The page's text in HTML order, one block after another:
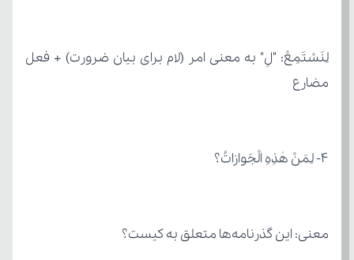
مضارع
۴- لِمَنْ هٰذِهِ الْجَوازاتُ؟
معنی: این گذرنامه‌ها متعلق به کیست؟